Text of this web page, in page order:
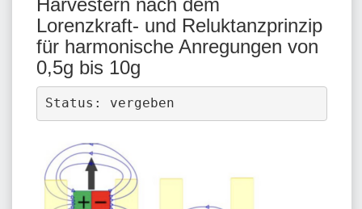
Lorenzkraft- und Reluktanzprinzip
für harmonische Anregungen von
0,5g bis 10g
Status: vergeben